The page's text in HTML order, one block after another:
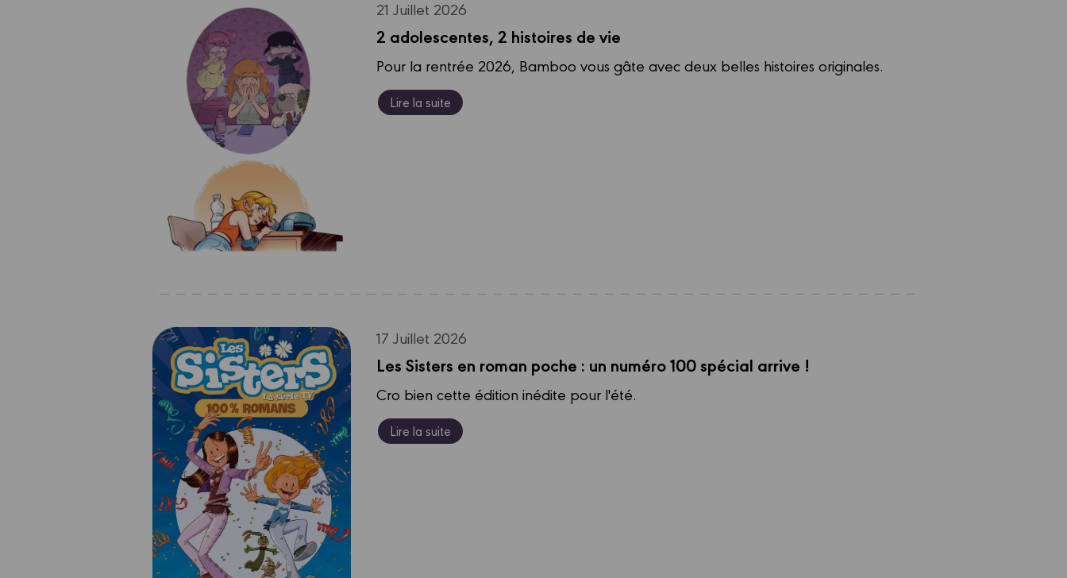
21 Juillet 2026
2 adolescentes, 2 histoires de vie
Pour la rentrée 2026, Bamboo vous gâte avec deux belles histoires originales.
Lire la suite
17 Juillet 2026
Les Sisters en roman poche : un numéro 100 spécial arrive !
Cro bien cette édition inédite pour l'été.
Lire la suite